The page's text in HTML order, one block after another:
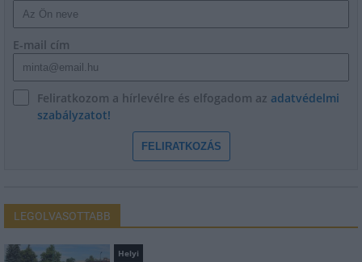
E-mail cím
Feliratkozom a hírlevélre és elfogadom az adatvédelmi
szabályzatot!
FELIRATKOZÁS
LEGOLVASOTTABB
Helyi